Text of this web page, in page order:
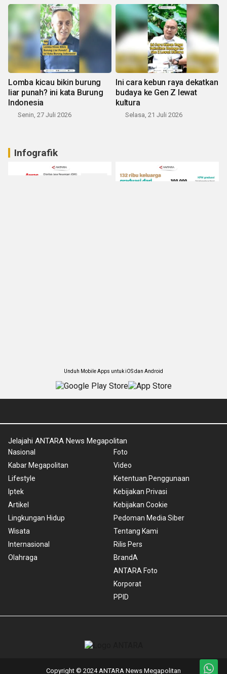
Lomba kicau bikin burung
liar punah? ini kata Burung
Indonesia
Senin, 27 Juli 2026
Ini cara kebun raya dekatkan
budaya ke Gen Z lewat
kultura
Selasa, 21 Juli 2026
Infografik
Unduh Mobile Apps untuk iOS dan Android
Jelajahi ANTARA News Megapolitan
Nasional
Kabar Megapolitan
Lifestyle
Iptek
Artikel
Lingkungan Hidup
Wisata
Internasional
Olahraga
Foto
Video
Ketentuan Penggunaan
Kebijakan Privasi
Kebijakan Cookie
Pedoman Media Siber
Tentang Kami
Rilis Pers
BrandA
ANTARA Foto
Korporat
PPID
Copyright © 2024 ANTARA News Megapolitan